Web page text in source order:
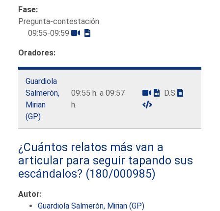
Fase:
Pregunta-contestación
09:55-09:59
Oradores:
Guardiola
Salmerón,
Mirian
(GP)
09:55 h. a 09:57
h.
D.S
¿Cuántos relatos más van a
articular para seguir tapando sus
escándalos? (180/000985)
Autor:
Guardiola Salmerón, Mirian (GP)